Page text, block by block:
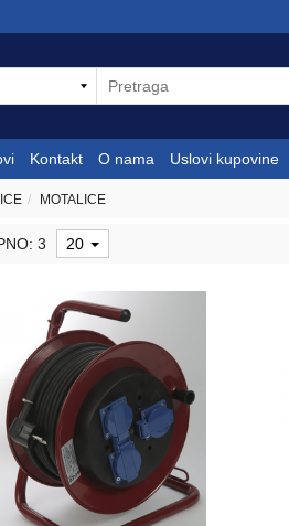
Kontakt O nama Uslovi kupovine
MOTALICE
3 20